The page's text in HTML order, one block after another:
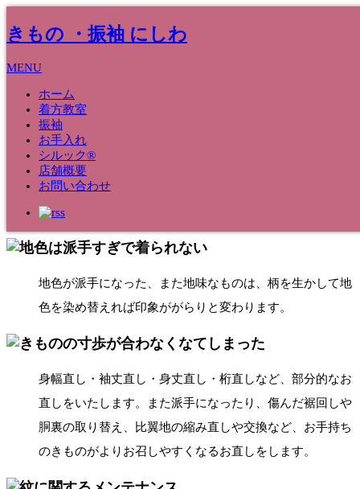
きもの ・振袖 にしわ
MENU
ホーム
着方教室
振袖
お手入れ
シルック®
店舗概要
お問い合わせ
きもののお手入れ
地色が派手になった、また地味なものは、柄を生かして地
色を染め替えれば印象ががらりと変わります。
身幅直し・袖丈直し・身丈直し・桁直しなど、部分的なお
直しをいたします。また派手になったり、傷んだ裾回しや
胴裏の取り替え、比翼地の縮み直しや交換など、お手持ち
のきものがよりお召しやすくなるお直しをします。